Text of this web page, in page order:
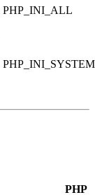
PHP_INI_ALL
PHP_INI_SYSTEM
PHP